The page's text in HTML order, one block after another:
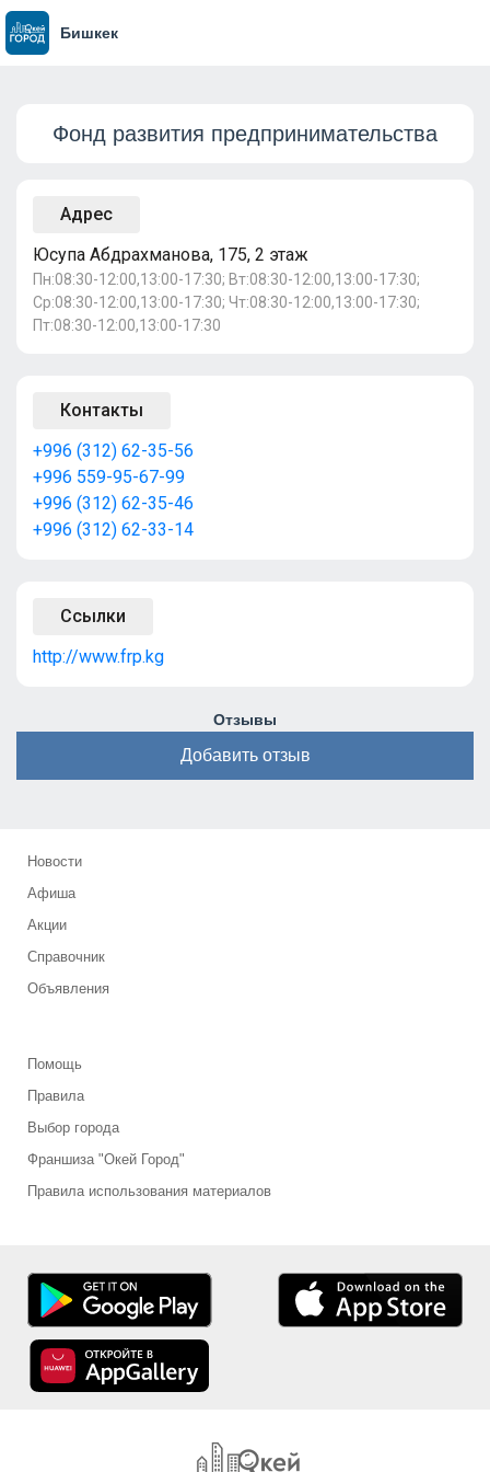
Бишкек
Фонд развития предпринимательства
Адрес
Юсупа Абдрахманова, 175, 2 этаж
Пн:08:30-12:00,13:00-17:30; Вт:08:30-12:00,13:00-17:30;
Ср:08:30-12:00,13:00-17:30; Чт:08:30-12:00,13:00-17:30;
Пт:08:30-12:00,13:00-17:30
Контакты
+996 (312) 62-35-56
+996 559-95-67-99
+996 (312) 62-35-46
+996 (312) 62-33-14
Ссылки
http://www.frp.kg
Отзывы
Добавить отзыв
Новости
Афиша
Акции
Справочник
Объявления
Помощь
Правила
Выбор города
Франшиза "Окей Город"
Правила использования материалов